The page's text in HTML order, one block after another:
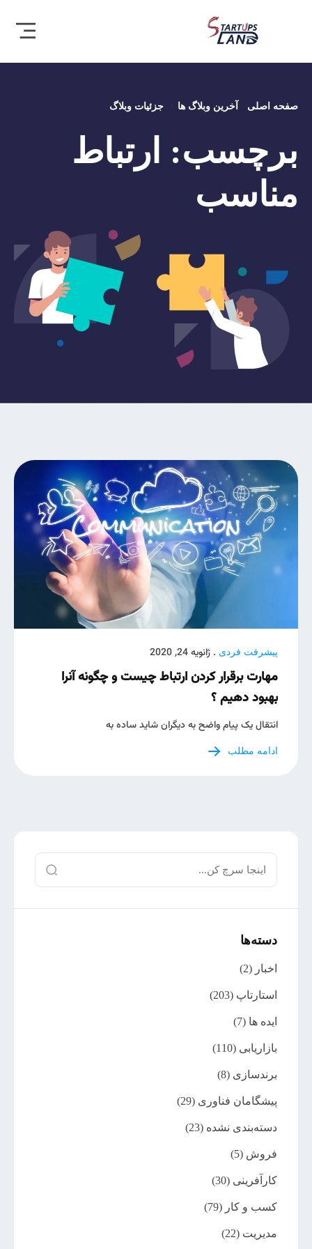
صفحه اصلی آخرین وبلاگ ها جزئیات وبلاگ
برچسب: ارتباط
مناسب
پیشرفت فردی . ژانویه 24, 2020
مهارت برقرار کردن ارتباط چیست و چگونه آنرا
بهبود دهیم ؟
انتقال یک پیام واضح به دیگران شاید ساده به
ادامه مطلب
دسته‌ها
اخبار (2)
استارتاپ (203)
ایده ها (7)
بازاریابی (110)
برندسازی (8)
پیشگامان فناوری (29)
دسته‌بندی نشده (23)
فروش (5)
کارآفرینی (30)
کسب و کار (79)
مدیریت (22)